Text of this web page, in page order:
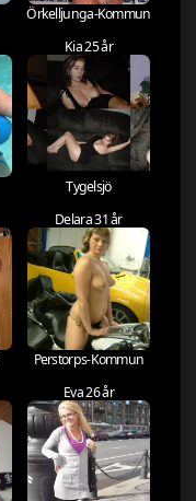
Örkelljunga-Kommun
Kia 25 år
Tygelsjö
Delara 31 år
Perstorps-Kommun
Eva 26 år